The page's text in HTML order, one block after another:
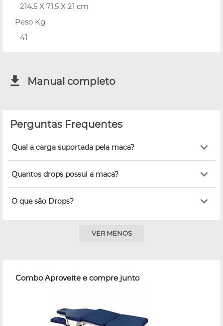
214.5 X 71.5 X 21 cm
Peso Kg
41
Manual completo
Perguntas Frequentes
Qual a carga suportada pela maca?
Quantos drops possui a maca?
O que são Drops?
VER MENOS
Combo Aproveite e compre junto